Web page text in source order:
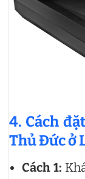
4. Cách
Thủ Đức ở
Cách 1: